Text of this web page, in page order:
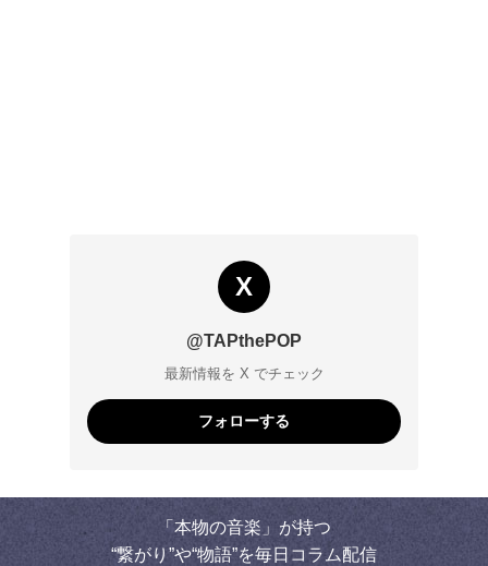
X
@TAPthePOP
最新情報を X でチェック
フォローする
「本物の音楽」が持つ
“繋がり”や“物語”を毎日コラム配信